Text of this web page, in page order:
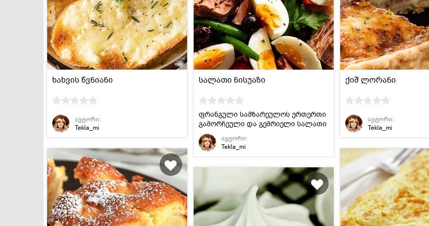
დესერტები და
ტკბილეულობა
სამარხვო და
ვეგეტარიანული
მსოფლიო
სამზარეულო
სადღესასწაულო
პასტა და
ბურღულეული
ხახვის წვნიანი
ავტორი:
Tekla_mi
სალათი ნისუაზი
ფრანგული სამზარეულოს ერთერთი
გამორჩეული და გემრიელი სალათი
ავტორი:
Tekla_mi
ქიშ ლორანი
ავტორი:
Tekla_mi